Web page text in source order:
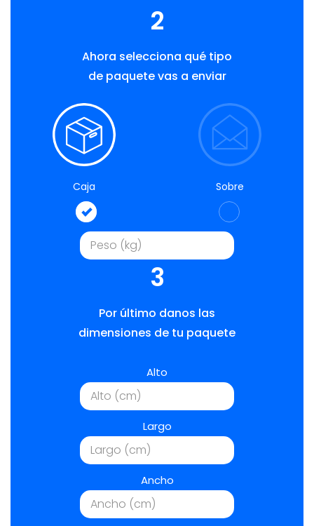
2
Ahora selecciona qué tipo
de paquete vas a enviar
Caja Sobre
3
Por último danos las
dimensiones de tu paquete
Alto
Largo
Ancho